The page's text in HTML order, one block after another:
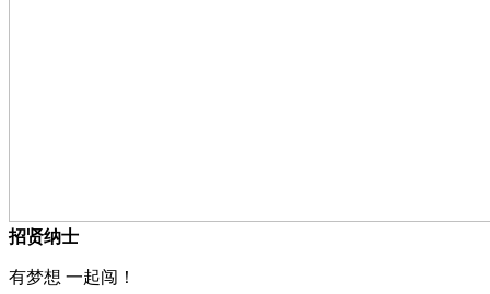
招贤纳士
有梦想 一起闯！